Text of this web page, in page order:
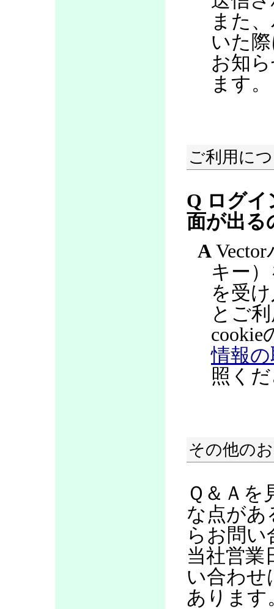
また
いた
お知
ます。
ご利用に
Q ログ
面が出る
A
キー
を受
とご
cookie
情報
照く
その他の
Ｑ＆Ａを
な点があ
らお問い
当社営業
い合わせ
あります